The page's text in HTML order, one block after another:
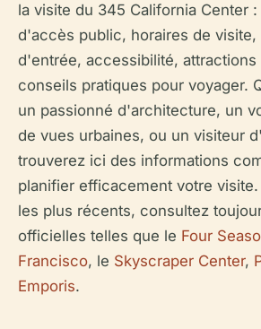
la visite du 345 California Center
d'accès public, horaires de visite,
d'entrée, accessibilité,
conseils pratiques pour voyager.
un passionné d'architecture, un
de vues urbaines, ou un visiteur
trouverez ici des informations
planifier efficacement votre
les plus récents, consultez
officielles telles que le Four
Francisco, le Skyscraper Center,
Emporis.